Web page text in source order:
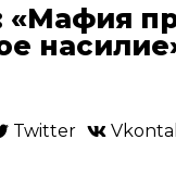
«Мафия
Twitter